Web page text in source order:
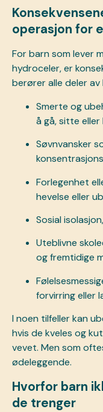
operasjon for
For barn som lever
hydroceler, er
berører alle deler av
Smerte og
å gå, sitte eller
Søvnvansker
Forlegenhet
hevelse eller
Sosial
Uteblivne
og fremtidige
forvirring eller
I noen tilfeller kan
hvis de kveles og
vevet. Men som
ødeleggende.
Hvorfor barn
de trenger